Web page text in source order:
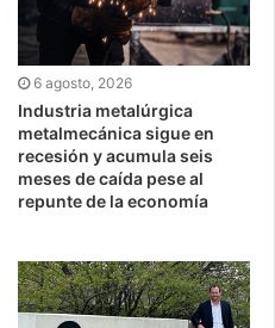
6 agosto, 2026
Industria metalúrgica
metalmecánica sigue en
recesión y acumula seis
meses de caída pese al
repunte de la economía